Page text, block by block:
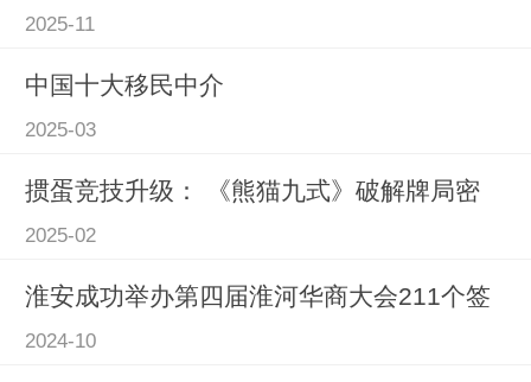
2025-11
中国十大移民中介
2025-03
掼蛋竞技升级： 《熊猫九式》破解牌局密
2025-02
淮安成功举办第四届淮河华商大会211个签
2024-10